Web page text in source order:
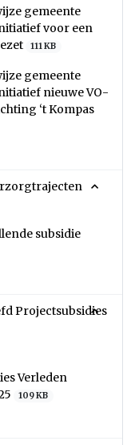
gemeente
voor een
111 KB
gemeente
nieuwe VO-
‘t Kompas
subsidie
Projectsubsidies
Verleden
109 KB